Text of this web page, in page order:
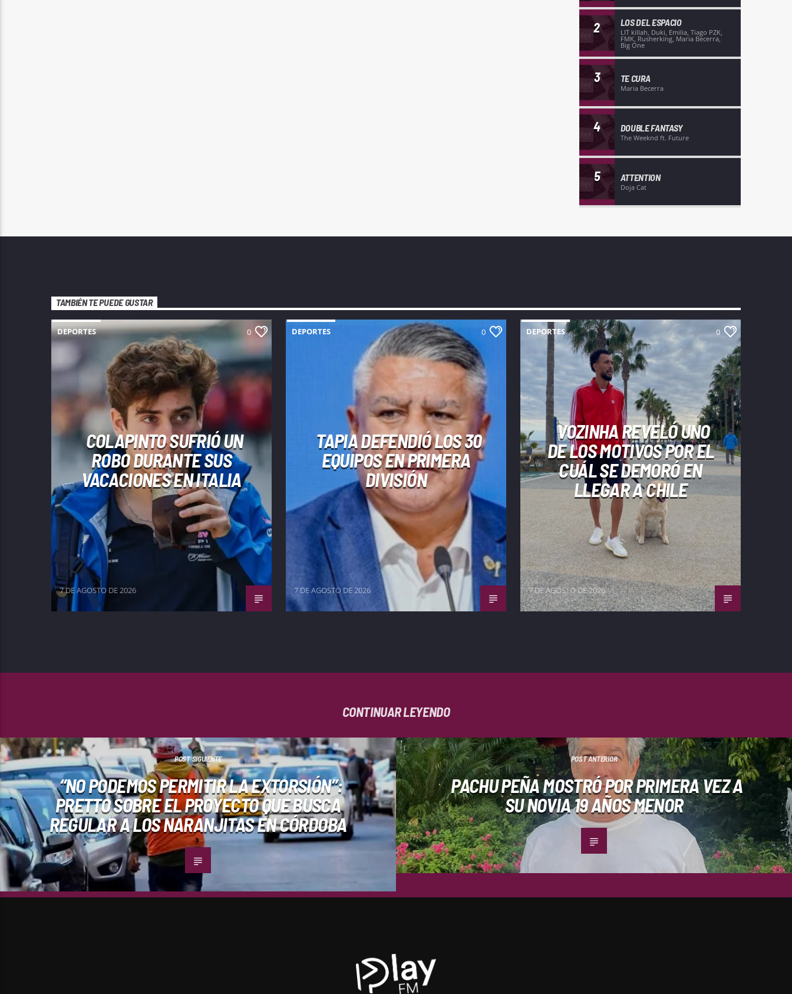
2 LOS DEL ESPACIO
LIT killah, Duki, Emilia, Tiago PZK,
FMK, Rusherking, Maria Becerra,
Big One
3 TE CURA
Maria Becerra
4 DOUBLE FANTASY
The Weeknd ft. Future
5 ATTENTION
Doja Cat
TAMBIÉN TE PUEDE GUSTAR
DEPORTES 0
COLAPINTO SUFRIÓ UN
ROBO DURANTE SUS
VACACIONES EN ITALIA
7 DE AGOSTO DE 2026
DEPORTES 0
TAPIA DEFENDIÓ LOS 30
EQUIPOS EN PRIMERA
DIVISIÓN
7 DE AGOSTO DE 2026
DEPORTES 0
VOZINHA REVELÓ UNO
DE LOS MOTIVOS POR EL
CUÁL SE DEMORÓ EN
LLEGAR A CHILE
7 DE AGOSTO DE 2026
CONTINUAR LEYENDO
POST SIGUIENTE
“NO PODEMOS PERMITIR LA EXTORSIÓN”:
PRETTO SOBRE EL PROYECTO QUE BUSCA
REGULAR A LOS NARANJITAS EN CÓRDOBA
POST ANTERIOR
PACHU PEÑA MOSTRÓ POR PRIMERA VEZ A
SU NOVIA 19 AÑOS MENOR